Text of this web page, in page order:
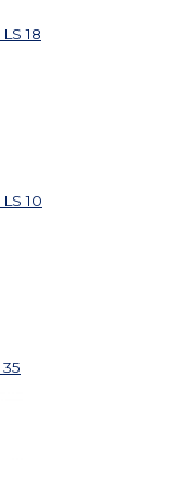
18
10